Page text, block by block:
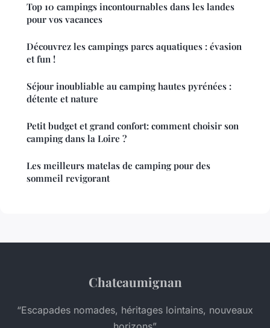
Top 10 campings incontournables dans les landes
pour vos vacances
Découvrez les campings parcs aquatiques : évasion
et fun !
Séjour inoubliable au camping hautes pyrénées :
détente et nature
Petit budget et grand confort: comment choisir son
camping dans la Loire ?
Les meilleurs matelas de camping pour des
sommeil revigorant
Chateaumignan
“Escapades nomades, héritages lointains, nouveaux